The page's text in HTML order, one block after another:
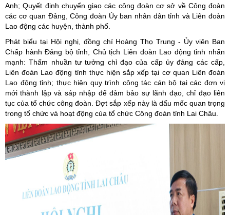
Anh; Quyết định chuyển giao các công đoàn cơ sở về Công đoàn
các cơ quan Đảng, Công đoàn Ủy ban nhân dân tỉnh và Liên đoàn
Lao động các huyện, thành phố.
Phát biểu tại Hội nghị, đồng chí Hoàng Thọ Trung - Ủy viên Ban
Chấp hành Đảng bộ tỉnh, Chủ tịch Liên đoàn Lao động tỉnh nhấn
mạnh: Thấm nhuần tư tưởng chỉ đạo của cấp ủy đảng các cấp,
Liên đoàn Lao động tỉnh thực hiện sắp xếp tại cơ quan Liên đoàn
Lao động tỉnh; thực hiện quy trình công tác cán bộ tại các đơn vị
mới thành lập và sáp nhập để đảm bảo sự lãnh đạo, chỉ đạo liên
tục của tổ chức công đoàn. Đợt sắp xếp này là dấu mốc quan trọng
trong tổ chức và hoạt động của tổ chức Công đoàn tỉnh Lai Châu.